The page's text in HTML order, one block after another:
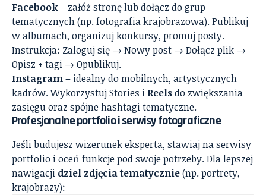
Facebook– załóż stronę lub dołącz do grup
tematycznych (np. fotografia krajobrazowa). Publikuj
w albumach, organizuj konkursy, promuj posty.
Instrukcja: Zaloguj się → Nowy post → Dołącz plik →
Opisz + tagi → Opublikuj.
Instagram– idealny do mobilnych, artystycznych
kadrów. Wykorzystuj Stories i Reelsdo zwiększania
zasięgu oraz spójne hashtagi tematyczne.
Profesjonalne portfolio i serwisy fotograficzne
Jeśli budujesz wizerunek eksperta, stawiaj na serwisy
portfolio i oceń funkcje pod swoje potrzeby. Dla lepszej
nawigacji dziel zdjęcia tematycznie(np. portrety,
krajobrazy):